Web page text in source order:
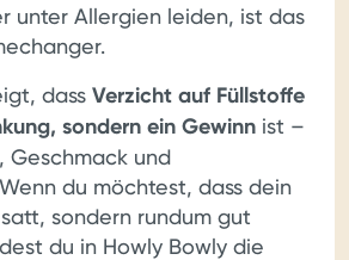
unter Allergien leiden, ist das
dass Verzicht auf Füllstoffe
sondern ein Gewinn ist –
Geschmack und
du möchtest, dass dein
sondern rundum gut
du in Howly Bowly die